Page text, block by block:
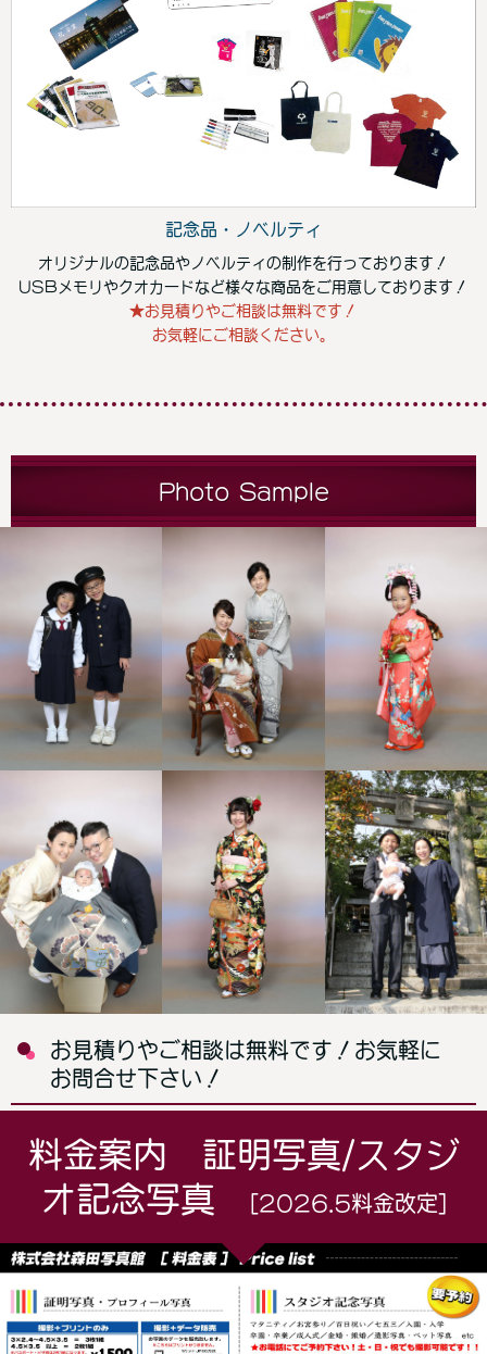
記念品・ノベルティ
オリジナルの記念品やノベルティの制作を行っております！
USBメモリやクオカードなど様々な商品をご用意しております！
★お見積りやご相談は無料です！
お気軽にご相談ください。
Photo Sample
お見積りやご相談は無料です！お気軽に
お問合せ下さい！
料金案内 証明写真/スタジ
オ記念写真
[2026.5料金改定]